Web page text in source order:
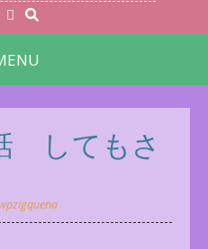
してもさ